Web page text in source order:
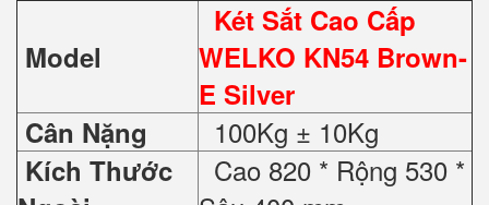
Model
Két Sắt Cao Cấp
WELKO KN54 Brown-
E Silver
Cân Nặng
100Kg ± 10Kg
Kích Thước
Cao 820 * Rộng 530 *